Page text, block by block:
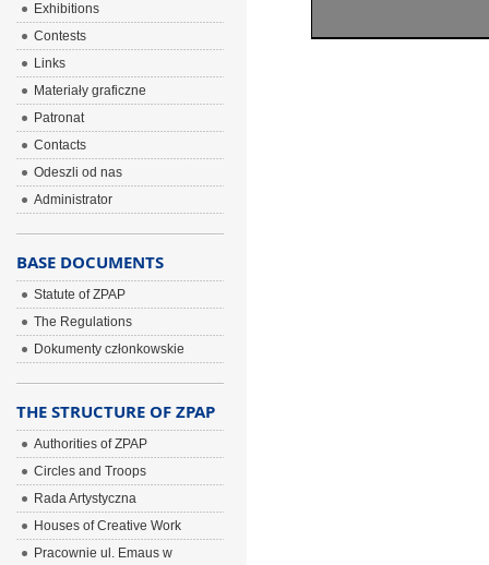
Exhibitions
Contests
Links
Materiały graficzne
Patronat
Contacts
Odeszli od nas
Administrator
BASE DOCUMENTS
Statute of ZPAP
The Regulations
Dokumenty członkowskie
THE STRUCTURE OF ZPAP
Authorities of ZPAP
Circles and Troops
Rada Artystyczna
Houses of Creative Work
Pracownie ul. Emaus w